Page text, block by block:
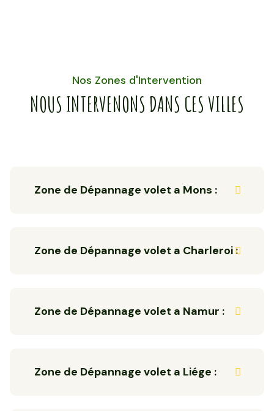
Nos Zones d'Intervention
NOUS INTERVENONS DANS CES VILLES
Zone de Dépannage volet a Mons :
Zone de Dépannage volet a Charleroi :
Zone de Dépannage volet a Namur :
Zone de Dépannage volet a Liége :